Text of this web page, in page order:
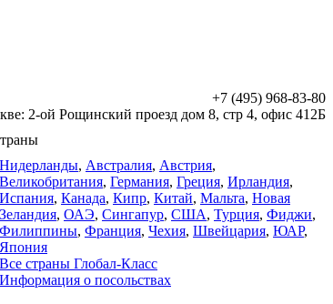
+7 (495) 968-83-80
2-ой Рощинский проезд дом 8, стр 4, офис 412Б
Нидерланды, Австралия, Австрия,
Великобритания, Германия, Греция, Ирландия,
Испания, Канада, Кипр, Китай, Мальта, Новая
Зеландия, ОАЭ, Сингапур, США, Турция, Фиджи,
Филиппины, Франция, Чехия, Швейцария, ЮАР,
Япония
Все страны Глобал-Класс
Информация о посольствах